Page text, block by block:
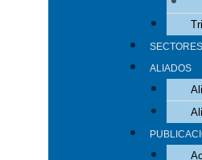
SECTORES
ALIADOS